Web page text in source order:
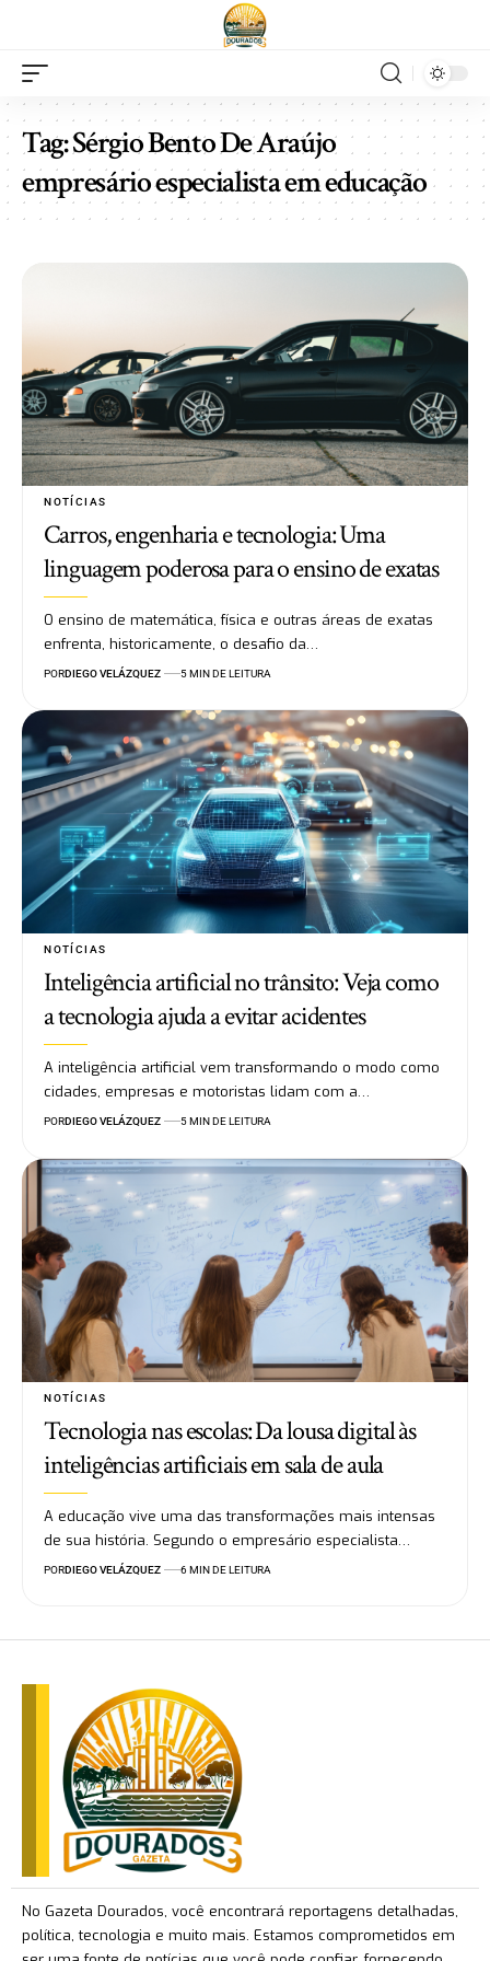
Tag:Sérgio Bento De Araújo
empresário especialista em educação
NOTÍCIAS
Carros, engenharia e tecnologia: Uma
linguagem poderosa para o ensino de exatas
O ensino de matemática, física e outras áreas de exatas
enfrenta, historicamente, o desafio da…
PORDIEGO VELÁZQUEZ 5 MIN DE LEITURA
NOTÍCIAS
Inteligência artificial no trânsito: Veja como
a tecnologia ajuda a evitar acidentes
A inteligência artificial vem transformando o modo como
cidades, empresas e motoristas lidam com a…
PORDIEGO VELÁZQUEZ 5 MIN DE LEITURA
NOTÍCIAS
Tecnologia nas escolas: Da lousa digital às
inteligências artificiais em sala de aula
A educação vive uma das transformações mais intensas
de sua história. Segundo o empresário especialista…
PORDIEGO VELÁZQUEZ 6 MIN DE LEITURA
No Gazeta Dourados, você encontrará reportagens detalhadas,
política, tecnologia e muito mais. Estamos comprometidos em